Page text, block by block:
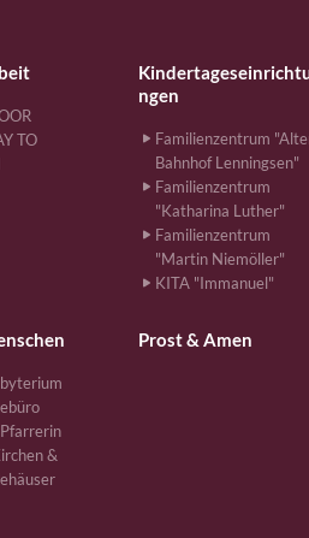
TO
ngen
Familienzentrum
Bahnhof Lenningsen"
Familienzentrum
"Katharina Luther"
Familienzentrum
"Martin Niemöller"
KITA "Immanuel"
&
Prost & Amen